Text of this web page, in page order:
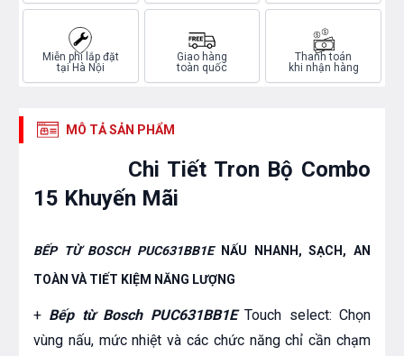
Miễn phí lắp đặt
tại Hà Nội
Giao hàng
toàn quốc
Thanh toán
khi nhận hàng
MÔ TẢ SẢN PHẨM
Chi Tiết Tron Bộ Combo
15 Khuyến Mãi
BẾP TỪ BOSCH PUC631BB1ENẤU NHANH, SẠCH, AN
TOÀN VÀ TIẾT KIỆM NĂNG LƯỢNG
+ Bếp từ Bosch PUC631BB1ETouch select: Chọn
vùng nấu, mức nhiệt và các chức năng chỉ cần chạm